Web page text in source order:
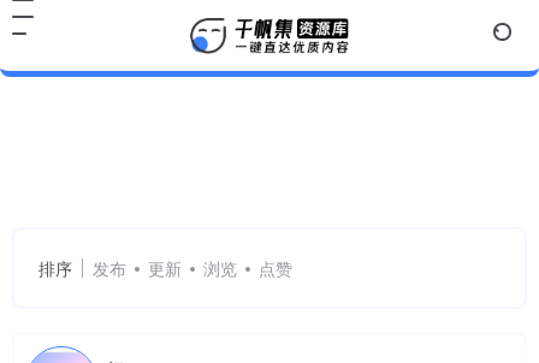
排序 发布 更新 浏览 点赞